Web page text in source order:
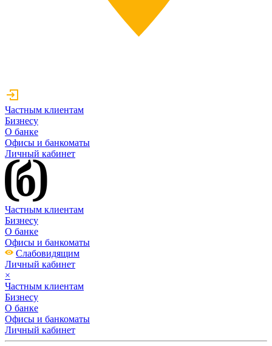
Частным клиентам
Бизнесу
О банке
Офисы и банкоматы
Личный кабинет
Частным клиентам
Бизнесу
О банке
Офисы и банкоматы
Слабовидящим
Личный кабинет
×
Частным клиентам
Бизнесу
О банке
Офисы и банкоматы
Личный кабинет